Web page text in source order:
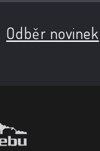
Odběr novinek